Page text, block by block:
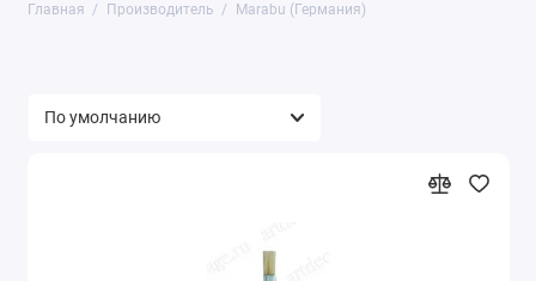
Главная Производитель Marabu (Германия)